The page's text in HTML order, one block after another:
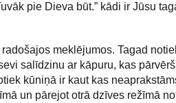
pie Dieva būt.” kādi ir Jūsu
meklējumos. Tagad
salīdzinu ar kāpuru, kas
kūniņā ir kaut kas
un pārejot otrā dzīves režīmā